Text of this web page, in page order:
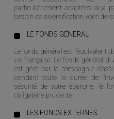
particulièrement adaptées aux
besoin de diversification voire de
LE FONDS GÉNÉRAL
Le fonds général est l’équivalent
vie française. Le fonds général
est géré par la compagnie
pendant toute la durée de
sécurité de votre épargne, le
obligataire prudente.
LES FONDS EXTERNES